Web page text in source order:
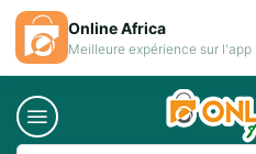
Online Africa
Meilleure expérience sur l'app